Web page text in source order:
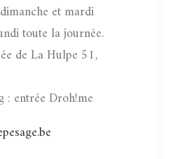
et mardi
toute la journée.
de La Hulpe 51,
: entrée Droh!me